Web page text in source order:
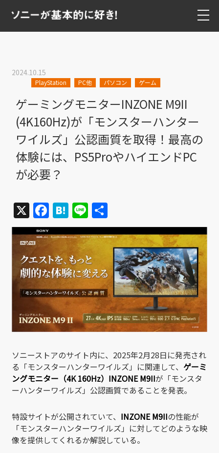
2024.10.15
PlayStation PC他 パソコン ゲーム
ゲーミングモニターINZONE M9II
(4K160Hz)が「モンスターハンター
ワイルズ」公認画質を取得！最高の
体験には、PS5ProやハイエンドPC
が必要？
X Facebook
Hatena
Line
有
ソニーストアのサイト内に、2025年2月28日に発売され
る「モンスターハンターワイルズ」に関連して、 ゲーミ
ングモニター（4K 160Hz）INZONE M9IIが「モンスタ
ーハンターワイルズ」公認画質であることを発表。
特設サイトが公開されていて、 INZONE M9IIの性能が
「モンスターハンターワイルズ」に対してどのような映
像を提供してくれるか解説している。